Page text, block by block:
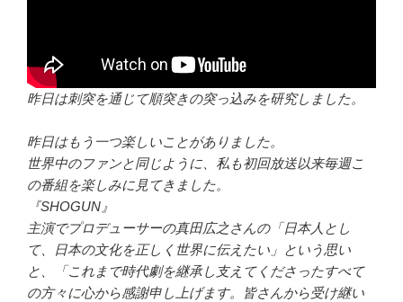
昨日は刺突を通じて順突きの突っ込みを研究しました。
昨日はもう一つ楽しいことがありました。
世界中のファンと同じように、私も初回放送以来毎週こ
の番組を楽しみに見てきました。
『SHOGUN』
主演でプロデューサーの真田広之さんの「日本人とし
て、日本の文化を正しく世界に伝えたい」という思い
と、「これまで時代劇を継承し支えてくださったすべて
の方々に心から感謝申し上げます。皆さんから受け継い